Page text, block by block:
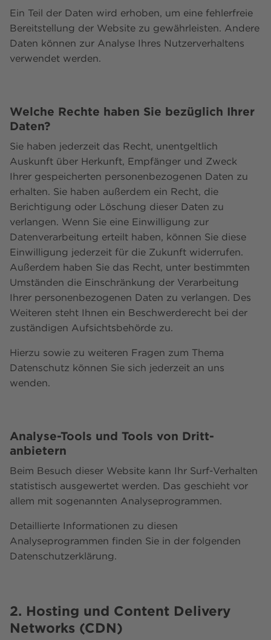
Ein Teil der Daten wird erhoben, um eine fehlerfreie
Bereitstellung der Website zu gewährleisten. Andere
Daten können zur Analyse Ihres Nutzerverhaltens
verwendet werden.
Welche Rechte haben Sie bezüglich Ihrer
Daten?
Sie haben jederzeit das Recht, unentgeltlich
Auskunft über Herkunft, Empfänger und Zweck
Ihrer gespeicherten personenbezogenen Daten zu
erhalten. Sie haben außerdem ein Recht, die
Berichtigung oder Löschung dieser Daten zu
verlangen. Wenn Sie eine Einwilligung zur
Datenverarbeitung erteilt haben, können Sie diese
Einwilligung jederzeit für die Zukunft widerrufen.
Außerdem haben Sie das Recht, unter bestimmten
Umständen die Einschränkung der Verarbeitung
Ihrer personenbezogenen Daten zu verlangen. Des
Weiteren steht Ihnen ein Beschwerderecht bei der
zuständigen Aufsichtsbehörde zu.
Hierzu sowie zu weiteren Fragen zum Thema
Datenschutz können Sie sich jederzeit an uns
wenden.
Analyse-Tools und Tools von Dritt­
anbietern
Beim Besuch dieser Website kann Ihr Surf-Verhalten
statistisch ausgewertet werden. Das geschieht vor
allem mit sogenannten Analyseprogrammen.
Detaillierte Informationen zu diesen
Analyseprogrammen finden Sie in der folgenden
Datenschutzerklärung.
2. Hosting und Content Delivery
Networks (CDN)